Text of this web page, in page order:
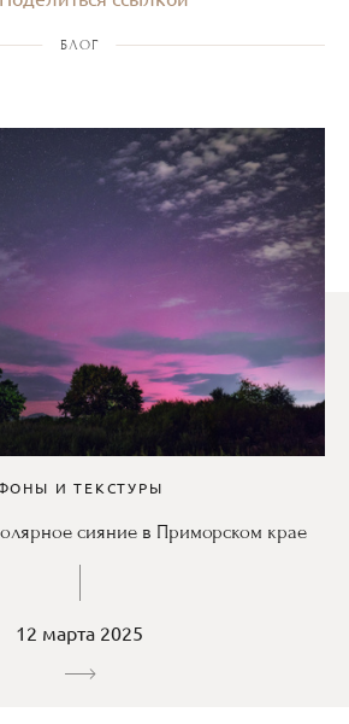
БЛОГ
И ТЕКСТУРЫ
сияние в Приморском крае
12 марта 2025